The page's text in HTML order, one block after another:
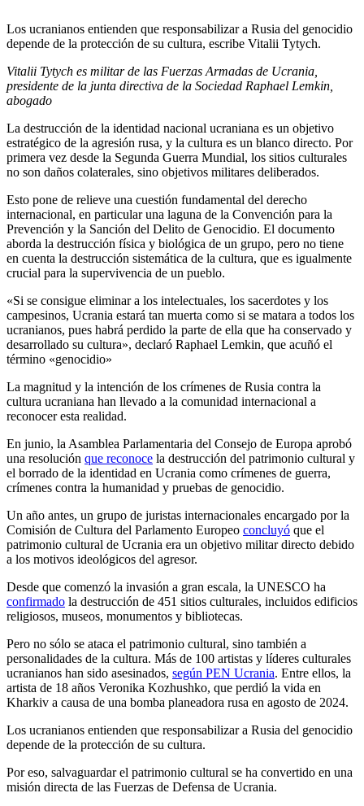
Los ucranianos entienden que responsabilizar a Rusia del genocidio
depende de la protección de su cultura, escribe Vitalii Tytych.
Vitalii Tytych es militar de las Fuerzas Armadas de Ucrania,
presidente de la junta directiva de la Sociedad Raphael Lemkin,
abogado
La destrucción de la identidad nacional ucraniana es un objetivo
estratégico de la agresión rusa, y la cultura es un blanco directo. Por
primera vez desde la Segunda Guerra Mundial, los sitios culturales
no son daños colaterales, sino objetivos militares deliberados.
Esto pone de relieve una cuestión fundamental del derecho
internacional, en particular una laguna de la Convención para la
Prevención y la Sanción del Delito de Genocidio. El documento
aborda la destrucción física y biológica de un grupo, pero no tiene
en cuenta la destrucción sistemática de la cultura, que es igualmente
crucial para la supervivencia de un pueblo.
«Si se consigue eliminar a los intelectuales, los sacerdotes y los
campesinos, Ucrania estará tan muerta como si se matara a todos los
ucranianos, pues habrá perdido la parte de ella que ha conservado y
desarrollado su cultura», declaró Raphael Lemkin, que acuñó el
término «genocidio»
La magnitud y la intención de los crímenes de Rusia contra la
cultura ucraniana han llevado a la comunidad internacional a
reconocer esta realidad.
En junio, la Asamblea Parlamentaria del Consejo de Europa aprobó
una resolución que reconoce la destrucción del patrimonio cultural y
el borrado de la identidad en Ucrania como crímenes de guerra,
crímenes contra la humanidad y pruebas de genocidio.
Un año antes, un grupo de juristas internacionales encargado por la
Comisión de Cultura del Parlamento Europeo concluyó que el
patrimonio cultural de Ucrania era un objetivo militar directo debido
a los motivos ideológicos del agresor.
Desde que comenzó la invasión a gran escala, la UNESCO ha
confirmado la destrucción de 451 sitios culturales, incluidos edificios
religiosos, museos, monumentos y bibliotecas.
Pero no sólo se ataca el patrimonio cultural, sino también a
personalidades de la cultura. Más de 100 artistas y líderes culturales
ucranianos han sido asesinados, según PEN Ucrania. Entre ellos, la
artista de 18 años Veronika Kozhushko, que perdió la vida en
Kharkiv a causa de una bomba planeadora rusa en agosto de 2024.
Los ucranianos entienden que responsabilizar a Rusia del genocidio
depende de la protección de su cultura.
Por eso, salvaguardar el patrimonio cultural se ha convertido en una
misión directa de las Fuerzas de Defensa de Ucrania.